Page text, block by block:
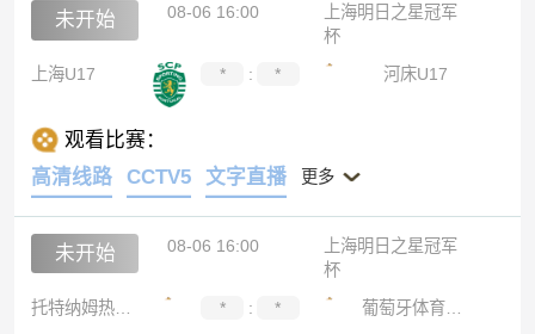
未开始 08-06 16:00
上海明日之星冠军
杯
上海U17
* : * 河床U17
观看比赛：
高清线路
CCTV5 文字直播 更多
未开始 08-06 16:00
上海明日之星冠军
杯
* : *